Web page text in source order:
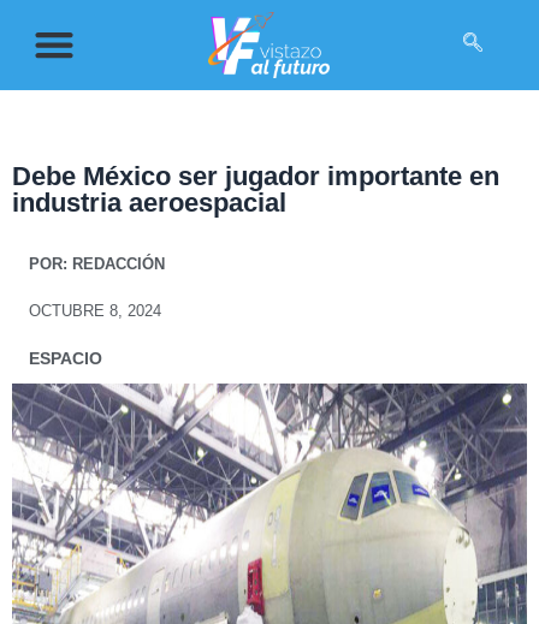
Debe México ser jugador importante en
industria aeroespacial
POR: REDACCIÓN
OCTUBRE 8, 2024
ESPACIO